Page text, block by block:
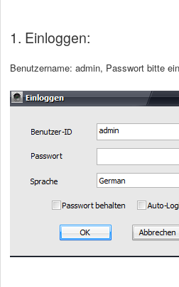
1. Einloggen:
Benutzername: admin, Passwort bitte